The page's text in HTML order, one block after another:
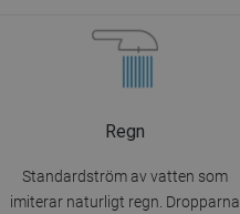
Regn
Standardström av vatten som
imiterar naturligt regn. Dropparna